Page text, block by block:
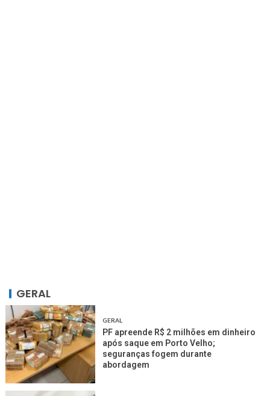
GERAL
GERAL
PF apreende R$ 2 milhões em dinheiro
após saque em Porto Velho;
seguranças fogem durante
abordagem